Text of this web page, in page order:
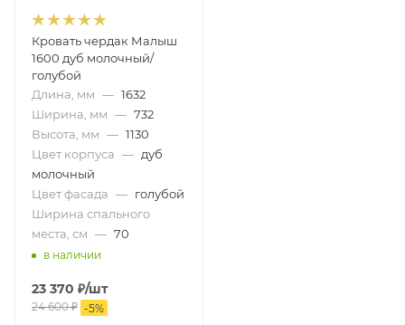
Кровать чердак Малыш
1600 дуб молочный/
голубой
Длина, мм — 1632
Ширина, мм — 732
Высота, мм — 1130
Цвет корпуса — дуб
молочный
Цвет фасада — голубой
Ширина спального
места, см — 70
в наличии
23 370 ₽/шт
24 600₽ -5%